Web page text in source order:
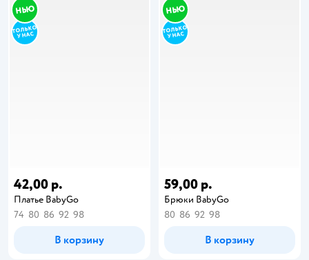
42,00 р.
Платье BabyGo
74 80 86 92 98
В корзину
59,00 р.
Брюки BabyGo
80 86 92 98
В корзину